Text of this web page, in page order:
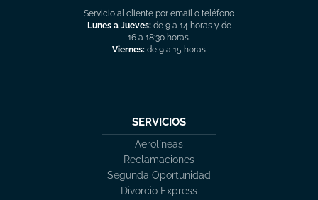
Servicio al cliente por email o teléfono
Lunes a Jueves:de 9 a 14 horas y de
16 a 18:30 horas.
Viernes: de 9 a 15 horas
SERVICIOS
Aerolíneas
Reclamaciones
Segunda Oportunidad
Divorcio Express